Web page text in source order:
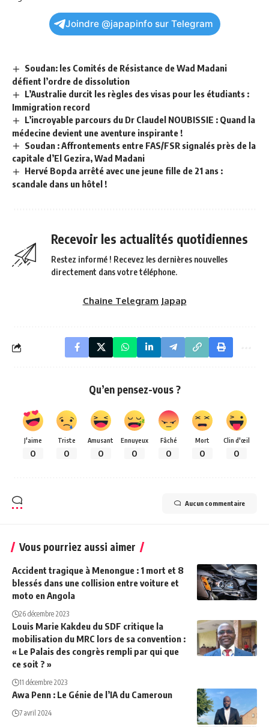
Joindre @japapinfo sur Telegram
Soudan: les Comités de Résistance de Wad Madani
défient l’ordre de dissolution
L’Australie durcit les règles des visas pour les étudiants :
Immigration record
L’incroyable parcours du Dr Claudel NOUBISSIE : Quand la
médecine devient une aventure inspirante !
Soudan : Affrontements entre FAS/FSR signalés près de la
capitale d’El Gezira, Wad Madani
Hervé Bopda arrêté avec une jeune fille de 21 ans :
scandale dans un hôtel !
Recevoir les actualités quotidiennes
Restez informé ! Recevez les dernières nouvelles
directement dans votre téléphone.
Chaine Telegram Japap
Qu’en pensez-vous ?
J'aime
0
Triste
0
Amusant
0
Ennuyeux
0
Fâché
0
Mort
0
Clin d'œil
0
Aucun commentaire
Vous pourriez aussi aimer
Accident tragique à Menongue : 1 mort et 8
blessés dans une collision entre voiture et
moto en Angola
26 décembre 2023
Louis Marie Kakdeu du SDF critique la
mobilisation du MRC lors de sa convention :
« Le Palais des congrès rempli par qui que
ce soit ? »
11 décembre 2023
Awa Penn : Le Génie de l’IA du Cameroun
7 avril 2024